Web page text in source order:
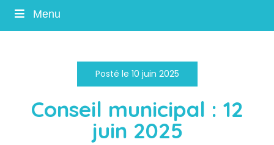
Menu
Posté le 10 juin 2025
Conseil municipal : 12
juin 2025